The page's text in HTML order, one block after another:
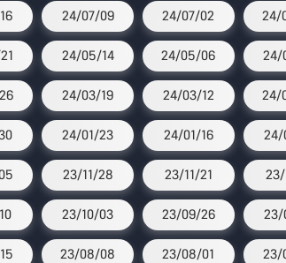
24/07/09 24/07/02 24/
24/05/14 24/05/06 24/
24/03/19 24/03/12 24/
24/01/23 24/01/16 24/
23/11/28 23/11/21 23/
23/10/03 23/09/26 23/
23/08/08 23/08/01 23/